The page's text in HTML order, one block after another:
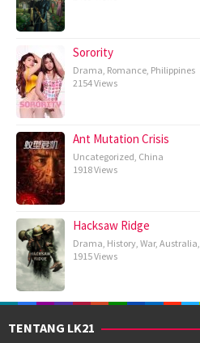
Sorority
Drama, Romance, Philippines
2154 Views
Ant Mutation Crisis
Uncategorized, China
1918 Views
Hacksaw Ridge
Drama, History, War, Australia,
1915 Views
TENTANG LK21